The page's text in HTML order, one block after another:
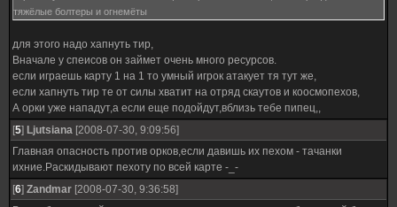
тяжёлые болтеры и огнемёты
для этого надо хапнуть тир,
Вначале у спеисов он займет очень много ресурсов.
если играешь карту 1 на 1 то умный игрок атакует тя тут же,
если хапнуть тир те от силы хватит на отряд скаутов и коосмопехов,
А орки уже нападут,а если еще подойдут,вблизь тебе пипец,,
[5] Ljutsiana [2008-07-30, 9:09:56]
Главная опасность против орков,если давишь их пехом - тачанки
ихние.Раскидывают пехоту по всей карте -_-
[6] Zandmar [2008-07-30, 9:36:58]